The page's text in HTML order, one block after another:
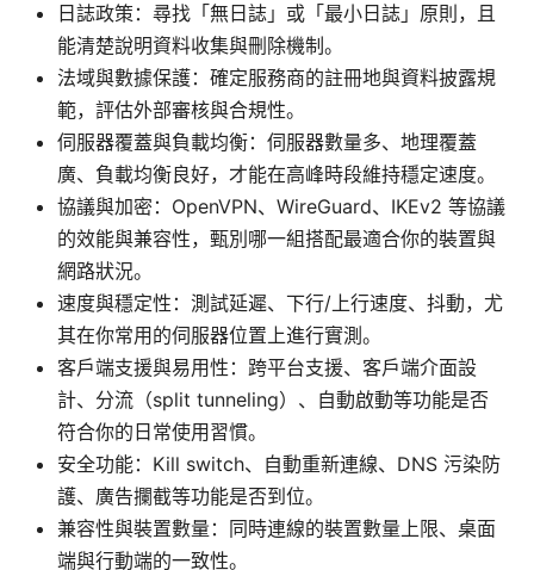
日誌政策：尋找「無日誌」或「最小日誌」原則，且
能清楚說明資料收集與刪除機制。
法域與數據保護：確定服務商的註冊地與資料披露規
範，評估外部審核與合規性。
伺服器覆蓋與負載均衡：伺服器數量多、地理覆蓋
廣、負載均衡良好，才能在高峰時段維持穩定速度。
協議與加密：OpenVPN、WireGuard、IKEv2 等協議
的效能與兼容性，甄別哪一組搭配最適合你的裝置與
網路狀況。
速度與穩定性：測試延遲、下行/上行速度、抖動，尤
其在你常用的伺服器位置上進行實測。
客戶端支援與易用性：跨平台支援、客戶端介面設
計、分流（split tunneling）、自動啟動等功能是否
符合你的日常使用習慣。
安全功能：Kill switch、自動重新連線、DNS 污染防
護、廣告攔截等功能是否到位。
兼容性與裝置數量：同時連線的裝置數量上限、桌面
端與行動端的一致性。